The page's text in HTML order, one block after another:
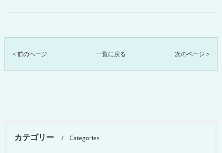
< 前のページ 一覧に戻る 次のページ >
カテゴリー Categories